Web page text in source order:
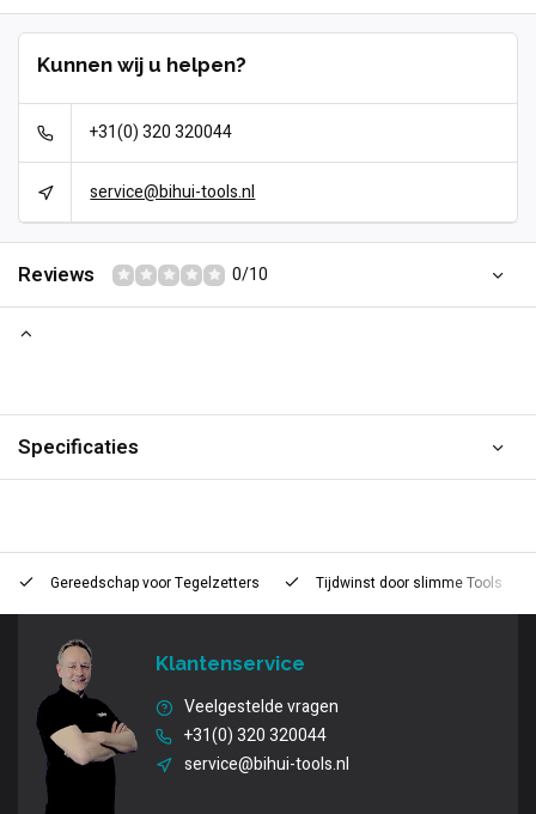
Kunnen wij u helpen?
+31(0) 320 320044
service@bihui-tools.nl
Reviews 0/10
Specificaties
Gereedschap voorTegelzetters Tijdwinst door slimme Tools
Klantenservice
Veelgestelde vragen
+31(0) 320 320044
service@bihui-tools.nl